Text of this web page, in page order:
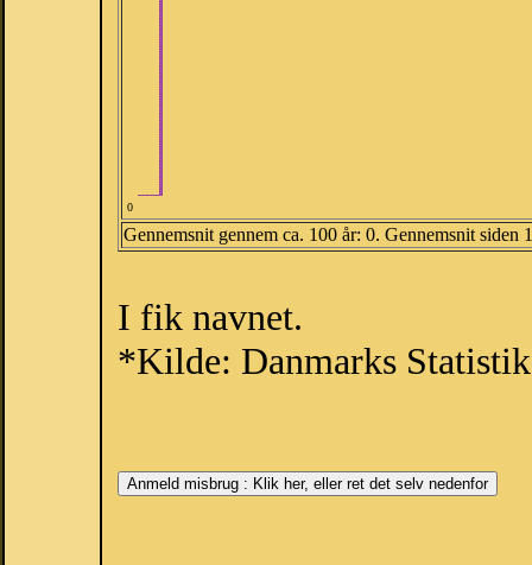
0
Gennemsnit gennem ca. 100 år: 0. Gennemsnit siden
I fik navnet.
*Kilde: Danmarks Statistik